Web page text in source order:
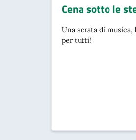
Cena sotto le
Una serata di
per tutti!